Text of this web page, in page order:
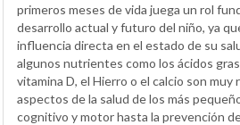
primeros meses de vida juega un rol
desarrollo actual y futuro del niño, ya
influencia directa en el estado de su
algunos nutrientes como los ácidos
vitamina D, el Hierro o el calcio son
aspectos de la salud de los más
cognitivo y motor hasta la prevención